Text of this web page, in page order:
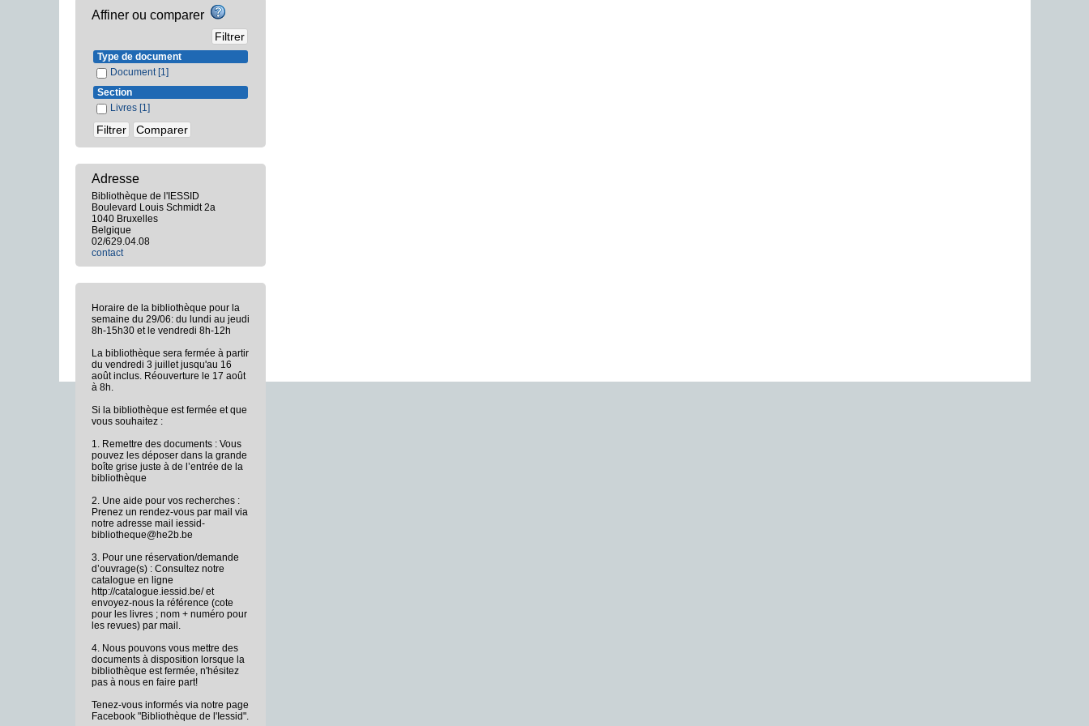
Affiner ou comparer
Type de document
Document [1]
Section
Livres [1]
Adresse
Bibliothèque de l'IESSID
Boulevard Louis Schmidt 2a
1040 Bruxelles
Belgique
02/629.04.08
contact
Horaire de la bibliothèque pour la
semaine du 29/06: du lundi au jeudi
8h-15h30 et le vendredi 8h-12h
La bibliothèque sera fermée à partir
du vendredi 3 juillet jusqu'au 16
août inclus. Réouverture le 17 août
à 8h.
Si la bibliothèque est fermée et que
vous souhaitez :
1. Remettre des documents : Vous
pouvez les déposer dans la grande
boîte grise juste à de l’entrée de la
bibliothèque
2. Une aide pour vos recherches :
Prenez un rendez-vous par mail via
notre adresse mail iessid-
bibliotheque@he2b.be
3. Pour une réservation/demande
d’ouvrage(s) : Consultez notre
catalogue en ligne
http://catalogue.iessid.be/ et
envoyez-nous la référence (cote
pour les livres ; nom + numéro pour
les revues) par mail.
4. Nous pouvons vous mettre des
documents à disposition lorsque la
bibliothèque est fermée, n'hésitez
pas à nous en faire part!
Tenez-vous informés via notre page
Facebook "Bibliothèque de l'Iessid".